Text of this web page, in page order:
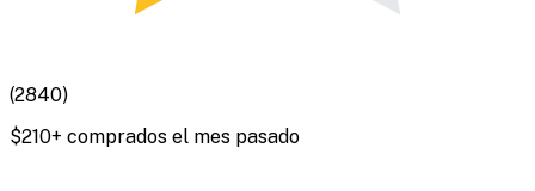
(2840)
$210+ comprados el mes pasado